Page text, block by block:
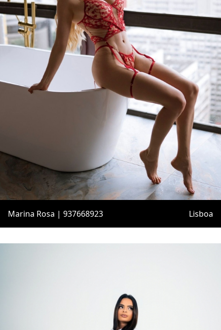
Marina Rosa | 937668923 Lisboa